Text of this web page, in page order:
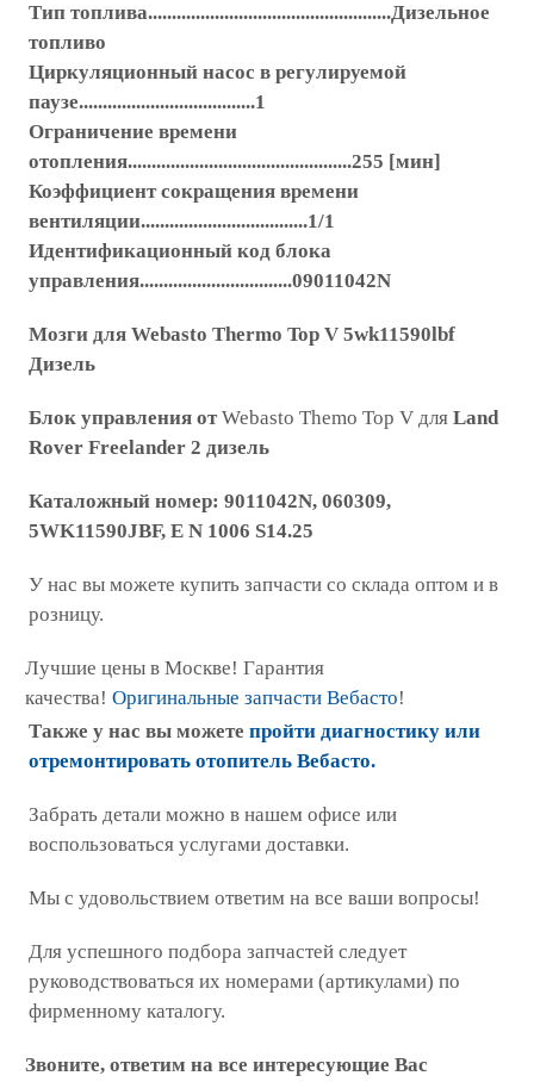
Тип топлива...................................................Дизельное
топливо
Циркуляционный насос в регулируемой
паузе.....................................1
Ограничение времени
отопления...............................................255 [мин]
Коэффициент сокращения времени
вентиляции...................................1/1
Идентификационный код блока
управления................................09011042N
Мозги для Webasto Thermo Top V 5wk11590lbf
Дизель
Блок управления отWebasto Themo Top V для Land
Rover Freelander 2 дизель
Каталожный номер: 9011042N, 060309,
5WK11590JBF, E N 1006 S14.25
У нас вы можете купить запчасти со склада оптом и в
розницу.
Лучшие цены в Москве! Гарантия
качества! Оригинальные запчасти Вебасто!
Также у нас вы можете пройти диагностику или
отремонтировать отопитель Вебасто.
Забрать детали можно в нашем офисе или
воспользоваться услугами доставки.
Мы с удовольствием ответим на все ваши вопросы!
Для успешного подбора запчастей следует
руководствоваться их номерами (артикулами) по
фирменному каталогу.
Звоните, ответим на все интересующие Вас